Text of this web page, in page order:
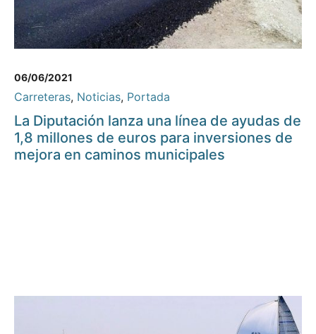
06/06/2021
Carreteras, Noticias, Portada
La Diputación lanza una línea de ayudas de
1,8 millones de euros para inversiones de
mejora en caminos municipales